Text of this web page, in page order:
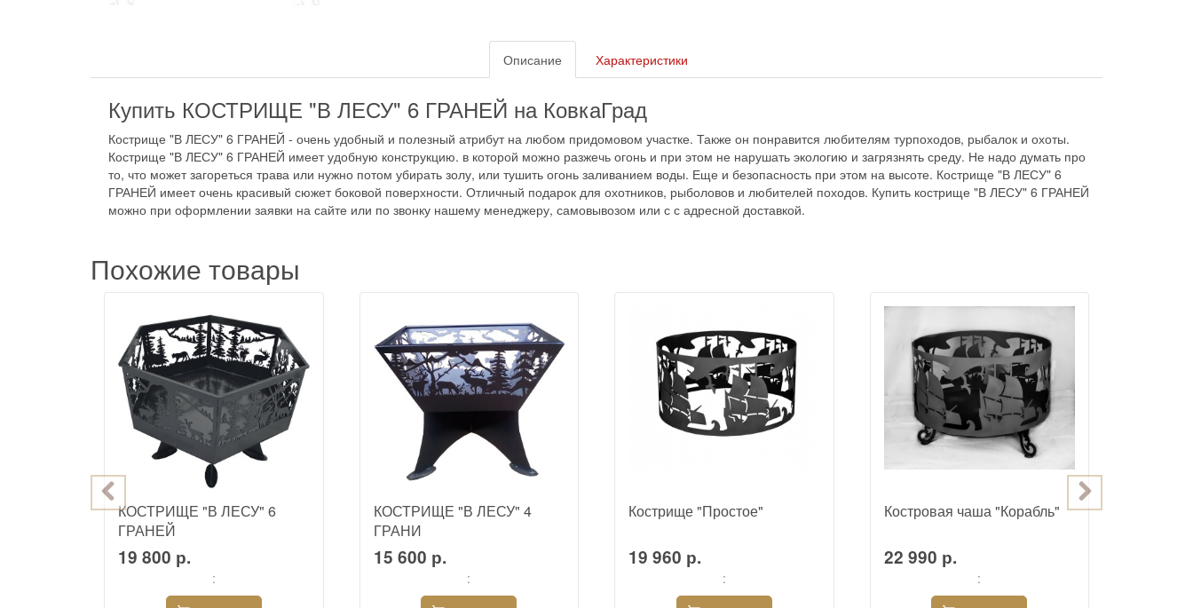
Описание Характеристики
Купить КОСТРИЩЕ "В ЛЕСУ" 6 ГРАНЕЙ на КовкаГрад
Кострище "В ЛЕСУ" 6 ГРАНЕЙ - очень удобный и полезный атрибут на любом придомовом участке. Также он понравится любителям турпоходов, рыбалок и охоты.
Кострище "В ЛЕСУ" 6 ГРАНЕЙ имеет удобную конструкцию. в которой можно разжечь огонь и при этом не нарушать экологию и загрязнять среду. Не надо думать про
то, что может загореться трава или нужно потом убирать золу, или тушить огонь заливанием воды. Еще и безопасность при этом на высоте. Кострище "В ЛЕСУ" 6
ГРАНЕЙ имеет очень красивый сюжет боковой поверхности. Отличный подарок для охотников, рыболовов и любителей походов. Купить кострище "В ЛЕСУ" 6 ГРАНЕЙ
можно при оформлении заявки на сайте или по звонку нашему менеджеру, самовывозом или с с адресной доставкой.
Похожие товары
КОСТРИЩЕ "В ЛЕСУ" 6
ГРАНЕЙ
19 800 р.
:
КОСТРИЩЕ "В ЛЕСУ" 4
ГРАНИ
15 600 р.
:
Кострище "Простое"
19 960 р.
:
Костровая чаша "Корабль"
22 990 р.
: